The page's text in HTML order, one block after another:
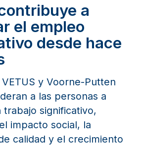
a
el empleo
desde hace
VETUS y Voorne-Putten
a las personas a
significativo,
impacto social, la
calidad y el crecimiento